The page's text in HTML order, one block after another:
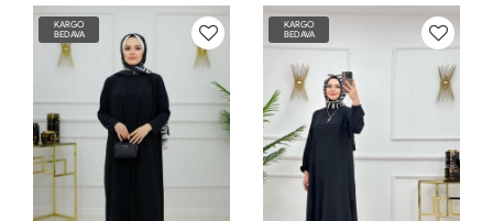
KARGO
BEDAVA
KARGO
BEDAVA